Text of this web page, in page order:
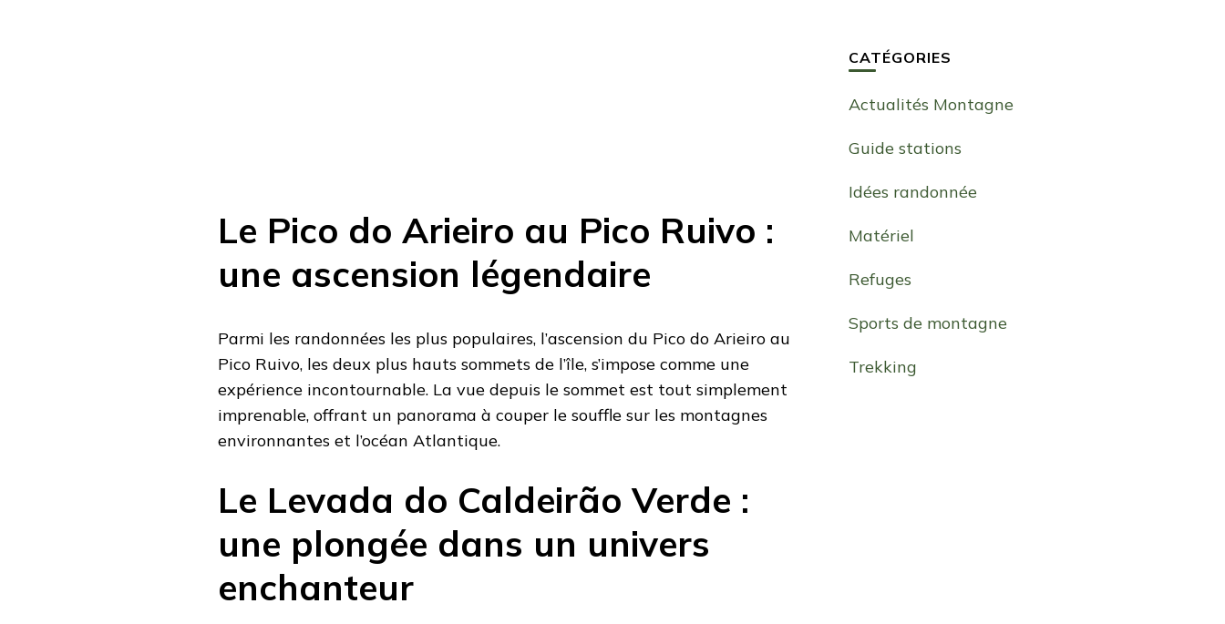
Le Pico do Arieiro au Pico Ruivo :
une ascension légendaire
Parmi les randonnées les plus populaires, l’ascension du Pico do Arieiro au
Pico Ruivo, les deux plus hauts sommets de l’île, s’impose comme une
expérience incontournable. La vue depuis le sommet est tout simplement
imprenable, offrant un panorama à couper le souffle sur les montagnes
environnantes et l’océan Atlantique.
Le Levada do Caldeirão Verde :
une plongée dans un univers
enchanteur
CATÉGORIES
Actualités Montagne
Guide stations
Idées randonnée
Matériel
Refuges
Sports de montagne
Trekking